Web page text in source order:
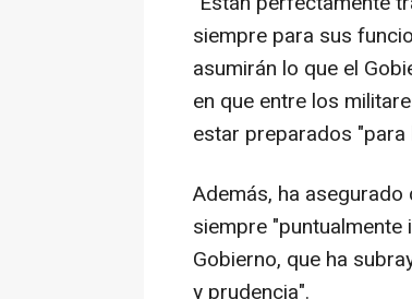
siempre para sus
asumirán lo que el
en que entre los
estar preparados
Además, ha
siempre
Gobierno, que ha
y prudencia".